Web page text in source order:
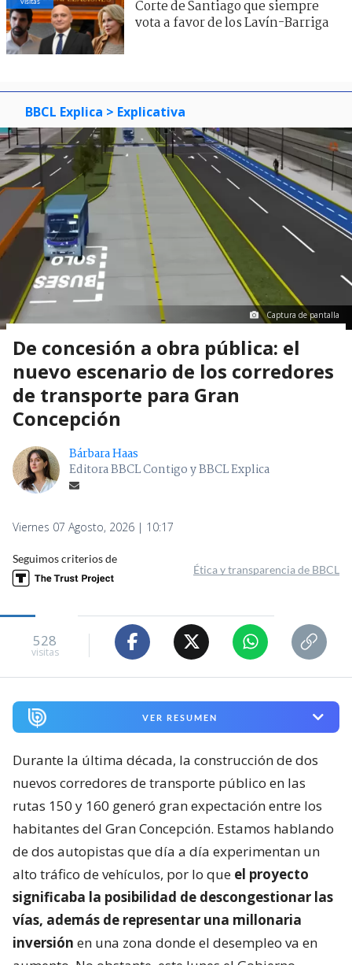
Corte de Santiago que siempre
vota a favor de los Lavín-Barriga
BBCL Explica > Explicativa
Captura de pantalla
De concesión a obra pública: el
nuevo escenario de los corredores
de transporte para Gran
Concepción
Bárbara Haas
Editora BBCL Contigo y BBCL Explica
Viernes 07 Agosto, 2026 | 10:17
Seguimos criterios de
Ética y transparencia de BBCL
528
visitas
VER RESUMEN
Durante la última década, la construcción de dos
nuevos corredores de transporte público en las
rutas 150 y 160 generó gran expectación entre los
habitantes del Gran Concepción. Estamos hablando
de dos autopistas que día a día experimentan un
alto tráfico de vehículos, por lo que el proyecto
significaba la posibilidad de descongestionar las
vías, además de representar una millonaria
inversión en una zona donde el desempleo va en